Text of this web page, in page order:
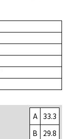
A 33.3
B
29.8